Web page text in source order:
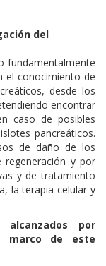
del
fundamentalmente
el conocimiento de
desde los
encontrar
caso de posibles
pancreáticos.
de daño de los
regeneración y por
y de tratamiento
la terapia celular y
alcanzados por
marco de este